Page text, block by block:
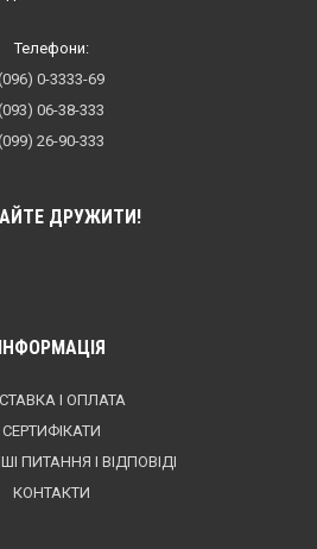
Телефони:
0-3333-69
06-38-333
26-90-333
ДРУЖИТИ!
ІНФОРМАЦІЯ
І ОПЛАТА
СЕРТИФІКАТИ
ПИТАННЯ І ВІДПОВІДІ
КОНТАКТИ